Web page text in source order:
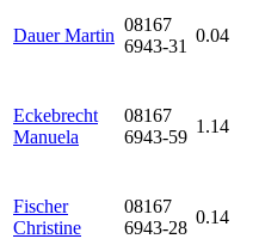
Dauer Martin
08167
6943-31
0.04
Eckebrecht
Manuela
08167
6943-59
1.14
Fischer
Christine
08167
6943-28
0.14